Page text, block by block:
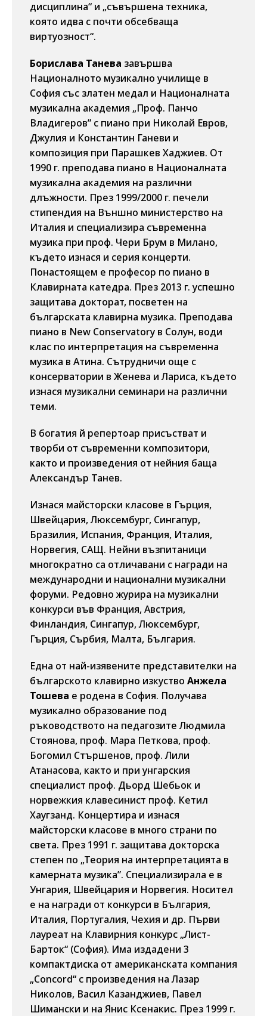
дисциплина“ и „съвършена техника,
която идва с почти обсебваща
виртуозност“.
Борислава Танева завършва
Националното музикално училище в
София със златен медал и Националната
музикална академия „Проф. Панчо
Владигеров” с пиано при Николай Евров,
Джулия и Константин Ганеви и
композиция при Парашкев Хаджиев. От
1990 г. преподава пиано в Националната
музикална академия на различни
длъжности. През 1999/2000 г. печели
стипендия на Външно министерство на
Италия и специализира съвременна
музика при проф. Чери Брум в Милано,
където изнася и серия концерти.
Понастоящем е професор по пиано в
Клавирната катедра. През 2013 г. успешно
защитава докторат, посветен на
българската клавирна музика. Преподава
пиано в New Conservatory в Солун, води
клас по интерпретация на съвременна
музика в Атина. Сътрудничи още с
консерватории в Женева и Лариса, където
изнася музикални семинари на различни
теми.
В богатия й репертоар присъстват и
творби от съвременни композитори,
както и произведения от нейния баща
Александър Танев.
Изнася майсторски класове в Гърция,
Швейцария, Люксембург, Сингапур,
Бразилия, Испания, Франция, Италия,
Норвегия, САЩ. Нейни възпитаници
многократно са отличавани с награди на
международни и национални музикални
форуми. Редовно журира на музикални
конкурси във Франция, Австрия,
Финландия, Сингапур, Люксембург,
Гърция, Сърбия, Малта, България.
Една от най-изявените представителки на
българското клавирно изкуство Анжела
Тошева е родена в София. Получава
музикално образование под
ръководството на педагозите Людмила
Стоянова, проф. Мара Петкова, проф.
Богомил Стършенов, проф. Лили
Атанасова, както и при унгарския
специалист проф. Дьорд Шебьок и
норвежкия клавесинист проф. Кетил
Хаугзанд. Концертира и изнася
майсторски класове в много страни по
света. През 1991 г. защитава докторска
степен по „Теория на интерпретацията в
камерната музика”. Специализирала е в
Унгария, Швейцария и Норвегия. Носител
е на награди от конкурси в България,
Италия, Португалия, Чехия и др. Първи
лауреат на Клавирния конкурс „Лист-
Барток“ (София). Има издадени 3
компактдиска от американската компания
„Concord“ с произведения на Лазар
Николов, Васил Казанджиев, Павел
Шимански и на Янис Ксенакис. През 1999 г.